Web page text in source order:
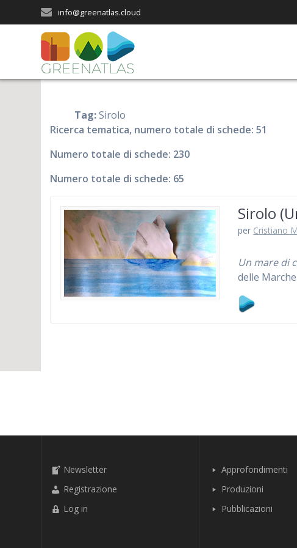
al
contenuto
info@greenatlas.cloud
Tag:Sirolo
Ricerca tematica, numero totale di schede: 51
Numero totale di schede: 230
Numero totale di schede: 65
Sirolo
per Cristiano
Un mare di
delle
Newsletter
Registrazione
Log in
Approfondimenti
Produzioni
Pubblicazioni